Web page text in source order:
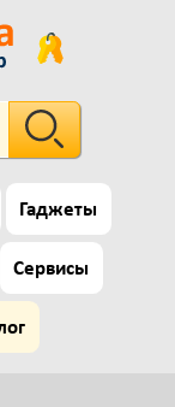
Гаджеты
Сервисы